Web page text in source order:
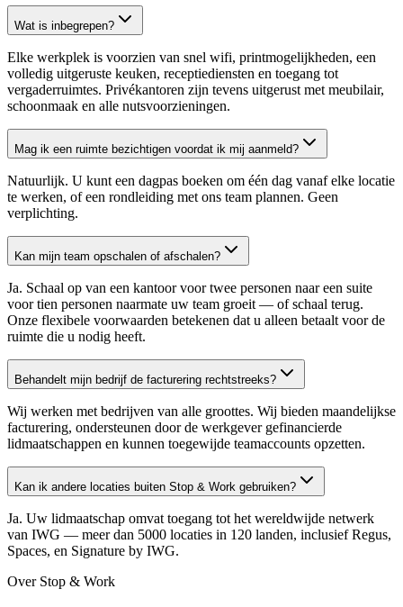
Wat is inbegrepen?
Elke werkplek is voorzien van snel wifi, printmogelijkheden, een
volledig uitgeruste keuken, receptiediensten en toegang tot
vergaderruimtes. Privékantoren zijn tevens uitgerust met meubilair,
schoonmaak en alle nutsvoorzieningen.
Mag ik een ruimte bezichtigen voordat ik mij aanmeld?
Natuurlijk. U kunt een dagpas boeken om één dag vanaf elke locatie
te werken, of een rondleiding met ons team plannen. Geen
verplichting.
Kan mijn team opschalen of afschalen?
Ja. Schaal op van een kantoor voor twee personen naar een suite
voor tien personen naarmate uw team groeit — of schaal terug.
Onze flexibele voorwaarden betekenen dat u alleen betaalt voor de
ruimte die u nodig heeft.
Behandelt mijn bedrijf de facturering rechtstreeks?
Wij werken met bedrijven van alle groottes. Wij bieden maandelijkse
facturering, ondersteunen door de werkgever gefinancierde
lidmaatschappen en kunnen toegewijde teamaccounts opzetten.
Kan ik andere locaties buiten Stop & Work gebruiken?
Ja. Uw lidmaatschap omvat toegang tot het wereldwijde netwerk
van IWG — meer dan 5000 locaties in 120 landen, inclusief Regus,
Spaces, en Signature by IWG.
Over Stop & Work